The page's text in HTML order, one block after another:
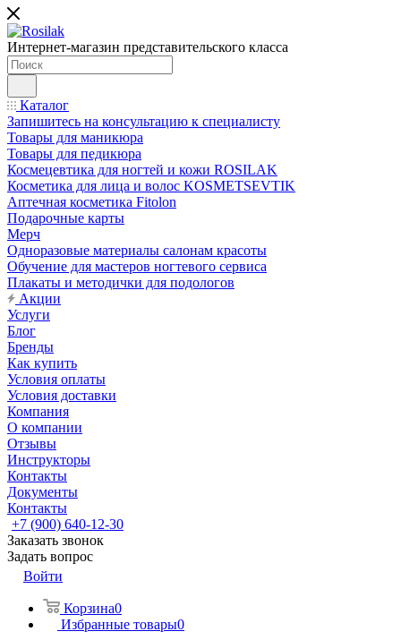
Интернет-магазин представительского класса
Каталог
Запишитесь на консультацию к специалисту
Товары для маникюра
Товары для педикюра
Космецевтика для ногтей и кожи ROSILAK
Косметика для лица и волос KOSMETSEVTIK
Аптечная косметика Fitolon
Подарочные карты
Мерч
Одноразовые материалы салонам красоты
Обучение для мастеров ногтевого сервиса
Плакаты и методички для подологов
Акции
Услуги
Блог
Бренды
Как купить
Условия оплаты
Условия доставки
Компания
О компании
Отзывы
Инструкторы
Контакты
Документы
Контакты
+7 (900) 640-12-30
Заказать звонок
Задать вопрос
Войти
Корзина0
Избранные товары0